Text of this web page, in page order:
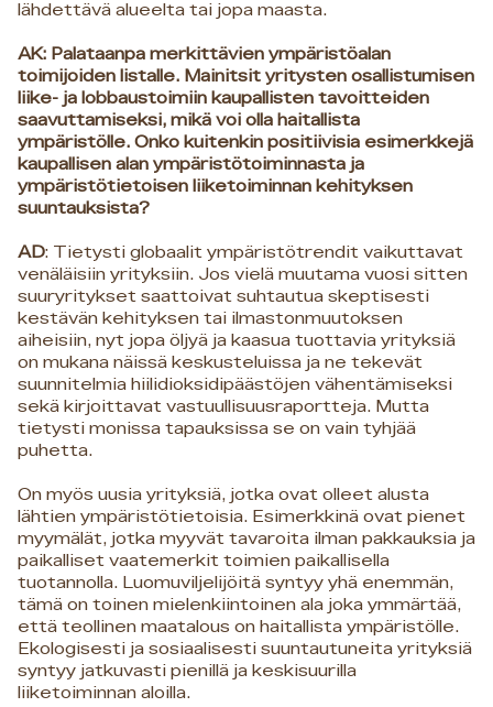
lähdettävä alueelta tai jopa maasta.
AK: Palataanpa merkittävien ympäristöalan
toimijoiden listalle. Mainitsit yritysten osallistumisen
liike- ja lobbaustoimiin kaupallisten tavoitteiden
saavuttamiseksi, mikä voi olla haitallista
ympäristölle. Onko kuitenkin positiivisia esimerkkejä
kaupallisen alan ympäristötoiminnasta ja
ympäristötietoisen liiketoiminnan kehityksen
suuntauksista?
AD: Tietysti globaalit ympäristötrendit vaikuttavat
venäläisiin yrityksiin. Jos vielä muutama vuosi sitten
suuryritykset saattoivat suhtautua skeptisesti
kestävän kehityksen tai ilmastonmuutoksen
aiheisiin, nyt jopa öljyä ja kaasua tuottavia yrityksiä
on mukana näissä keskusteluissa ja ne tekevät
suunnitelmia hiilidioksidipäästöjen vähentämiseksi
sekä kirjoittavat vastuullisuusraportteja. Mutta
tietysti monissa tapauksissa se on vain tyhjää
puhetta.
On myös uusia yrityksiä, jotka ovat olleet alusta
lähtien ympäristötietoisia. Esimerkkinä ovat pienet
myymälät, jotka myyvät tavaroita ilman pakkauksia ja
paikalliset vaatemerkit toimien paikallisella
tuotannolla. Luomuviljelijöitä syntyy yhä enemmän,
tämä on toinen mielenkiintoinen ala joka ymmärtää,
että teollinen maatalous on haitallista ympäristölle.
Ekologisesti ja sosiaalisesti suuntautuneita yrityksiä
syntyy jatkuvasti pienillä ja keskisuurilla
liiketoiminnan aloilla.